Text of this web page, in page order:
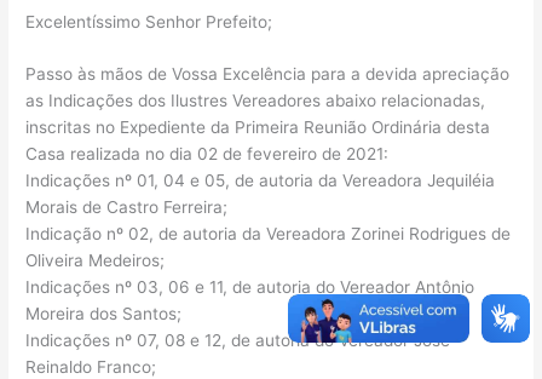
Excelentíssimo Senhor Prefeito;
Passo às mãos de Vossa Excelência para a devida apreciação
as Indicações dos Ilustres Vereadores abaixo relacionadas,
inscritas no Expediente da Primeira Reunião Ordinária desta
Casa realizada no dia 02 de fevereiro de 2021:
Indicações nº 01, 04 e 05, de autoria da Vereadora Jequiléia
Morais de Castro Ferreira;
Indicação nº 02, de autoria da Vereadora Zorinei Rodrigues de
Oliveira Medeiros;
Indicações nº 03, 06 e 11, de autoria do Vereador Antônio
Moreira dos Santos;
Indicações nº 07, 08 e 12, de autoria do Vereador José
Reinaldo Franco;